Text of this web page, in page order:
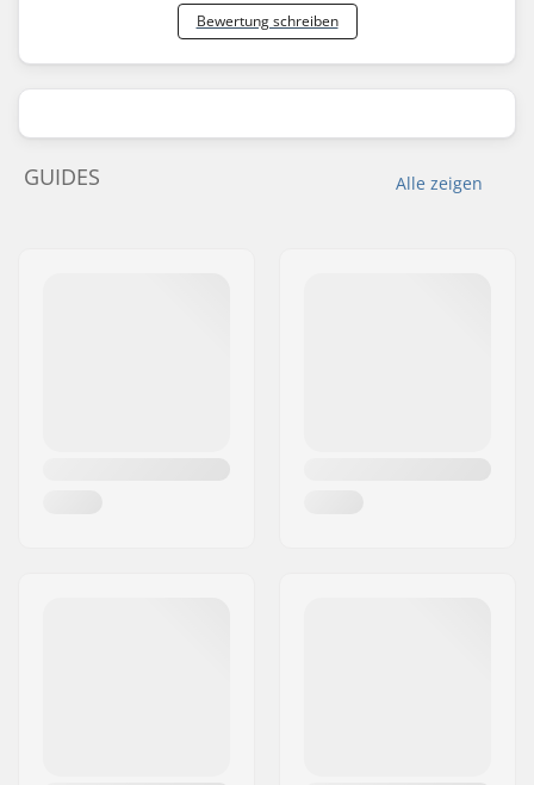
Bewertung schreiben
Alle zeigen
GUIDES